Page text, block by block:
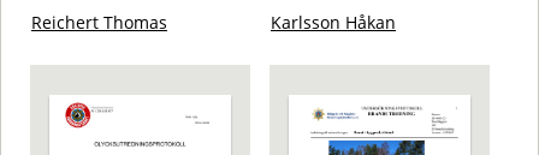
Reichert Thomas Karlsson Håkan